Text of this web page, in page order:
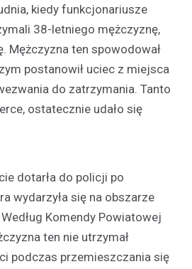
kiedy funkcjonariusze
38-letniego mężczyznę,
Mężczyzna ten spowodował
postanowił uciec z miejsca
do zatrzymania. Tanto
ostatecznie udało się
dotarła do policji po
wydarzyła się na obszarze
Komendy Powiatowej
ten nie utrzymał
podczas przemieszczania się